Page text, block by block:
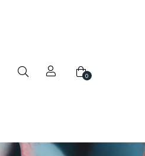
0